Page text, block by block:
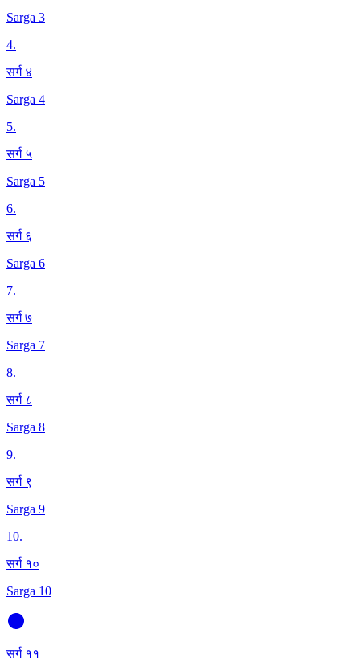
Sarga 3
4.
सर्ग ४
Sarga 4
5.
सर्ग ५
Sarga 5
6.
सर्ग ६
Sarga 6
7.
सर्ग ७
Sarga 7
8.
सर्ग ८
Sarga 8
9.
सर्ग ९
Sarga 9
10.
सर्ग १०
Sarga 10
सर्ग ११